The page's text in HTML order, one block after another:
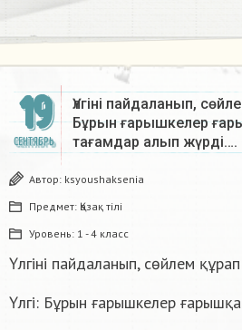
19
СЕНТЯБРЬ
Үлгіні пайдаланып,
Бұрын ғарышкелер
тағамдар алып жүрді….
Автор: ksyoushaksenia
Предмет: Қазақ тiлi
Уровень: 1 - 4 класс
Үлгіні пайдаланып, сөйлем
Үлгі: Бұрын ғарышкелер ғарышқа